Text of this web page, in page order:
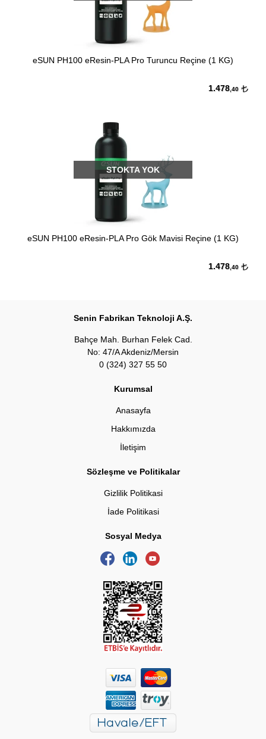
eSUN PH100 eResin-PLA Pro Turuncu Reçine (1 KG)
1.478 ,40
STOKTA YOK
eSUN PH100 eResin-PLA Pro Gök Mavisi Reçine (1 KG)
1.478 ,40
Senin Fabrikan Teknoloji A.Ş.
Bahçe Mah. Burhan Felek Cad.
No: 47/A Akdeniz/Mersin
0 (324) 327 55 50
Kurumsal
Anasayfa
Hakkımızda
İletişim
Sözleşme ve Politikalar
Gizlilik Politikasi
İade Politikasi
Sosyal Medya